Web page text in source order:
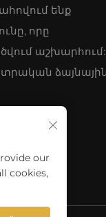
ենք
որը
աշխարհում:
ձայնային
our
cookies,